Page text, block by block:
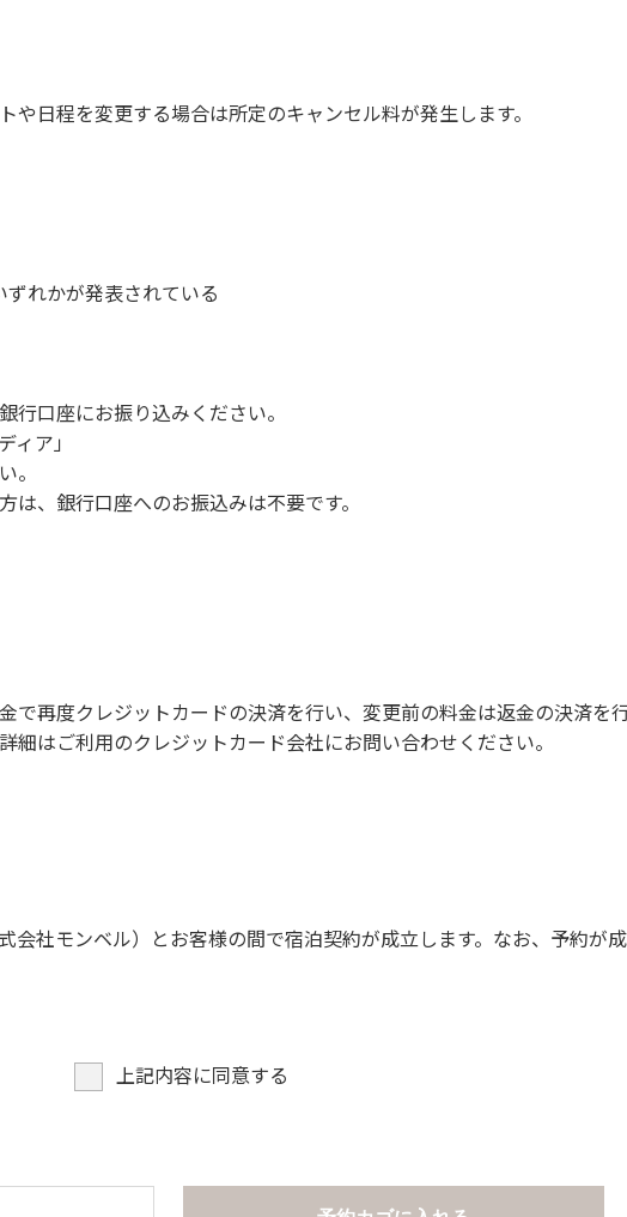
/ｈ以下）を行なってください。
所へ捨ててください。ビン・缶・ペットボトルおよび不燃ゴミは持ち
指定の回収場所へ廃棄してください。
、善良の風俗に反する恐れのある場合には、ご利用をお断りいたしま
の物品を損傷、紛失、汚染させた場合には、相当額を弁償していただ
つきましては、一切の責任を負いかねます。
ださい。
の間車輌移動はご遠慮ください。
宿泊可能なサイトは除く）
ご迷惑にならないようにご配慮願います。
ァイヤー。
カーなど）
イベントは除く）
ワー棟、水道など）の占有行為。
うこと 。
笑等）や他人に嫌悪感を与えるような行為。
日程を変更する場合は所定のキャンセル料が発生します。
れかが発表されている
口座にお振り込みください。
ア」
。
、銀行口座へのお振込みは不要です。
再度クレジットカードの決済を行い、変更前の料金は返金の決済を行
はご利用のクレジットカード会社にお問い合わせください。
社モンベル）とお客様の間で宿泊契約が成立します。なお、予約が
上記内容に同意する